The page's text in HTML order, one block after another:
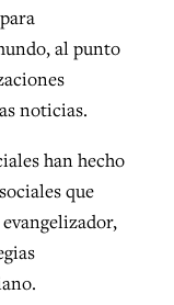
al punto
noticias.
han hecho
que